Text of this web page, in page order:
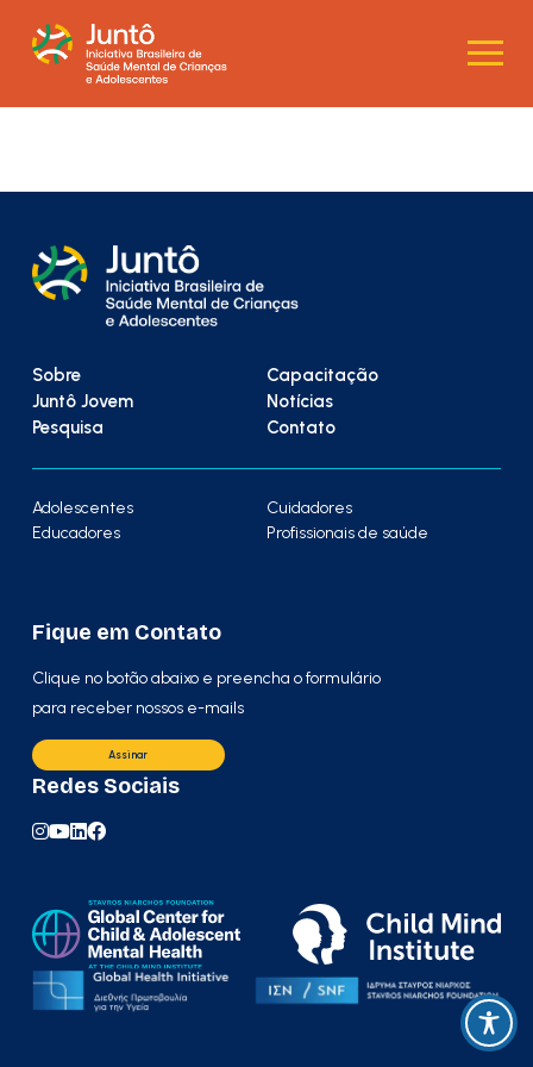
Sobre
Capacitação
Juntô Jovem
Notícias
Pesquisa
Contato
Adolescentes
Cuidadores
Educadores
Profissionais de saúde
Fique em Contato
Clique no botão abaixo e preencha o formulário
para receber nossos e-mails
Assinar
Redes Sociais